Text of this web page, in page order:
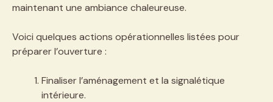
maintenant une ambiance chaleureuse.
Voici quelques actions opérationnelles listées pour
préparer l’ouverture :
Finaliser l’aménagement et la signalétique
intérieure.